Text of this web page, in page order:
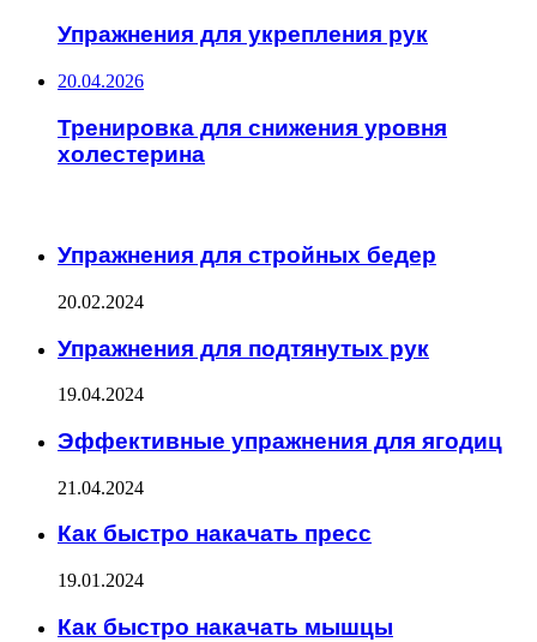
Упражнения для укрепления рук
20.04.2026
Тренировка для снижения уровня
холестерина
Упражнения для стройных бедер
20.02.2024
Упражнения для подтянутых рук
19.04.2024
Эффективные упражнения для ягодиц
21.04.2024
Как быстро накачать пресс
19.01.2024
Как быстро накачать мышцы